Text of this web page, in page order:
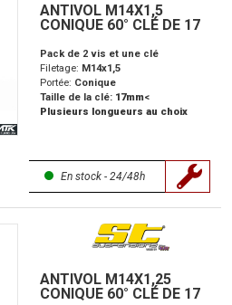
ANTIVOL M14X1,5
CONIQUE 60° CLÉ DE 17
Pack de 2 vis et une clé
Filetage: M14x1,5
Portée: Conique
Taille de la clé: 17mm<
Plusieurs longueurs au choix
En stock - 24/48h
ANTIVOL M14X1,25
CONIQUE 60° CLÉ DE 17